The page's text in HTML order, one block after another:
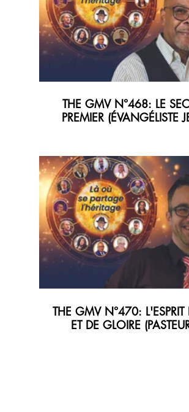
THE GMV N°468: LE
PREMIER (ÉVANGÉLISTE
THE GMV N°470:
ET DE GLOIRE